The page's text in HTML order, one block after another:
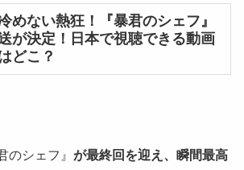
めない熱狂！『暴君のシェフ』
が決定！日本で視聴できる動画
どこ？
のシェフ』 が最終回を迎え、瞬間最高